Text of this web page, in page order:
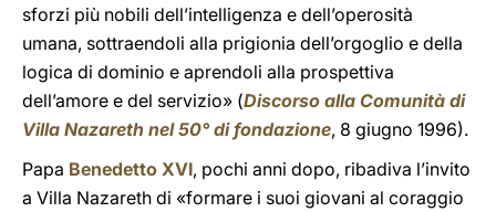
sforzi più nobili dell’intelligenza e dell’operosità
umana, sottraendoli alla prigionia dell’orgoglio e della
logica di dominio e aprendoli alla prospettiva
dell’amore e del servizio» (Discorso alla Comunità di
Villa Nazareth nel 50° di fondazione, 8 giugno 1996).
Papa Benedetto XVI, pochi anni dopo, ribadiva l’invito
a Villa Nazareth di «formare i suoi giovani al coraggio